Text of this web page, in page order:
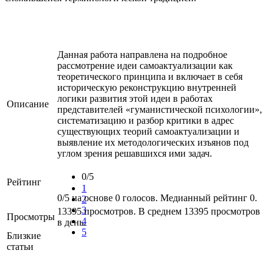
Описание
Данная работа направлена на подробное
рассмотрение идеи самоактуализации как
теоретического принципа и включает в себя
историческую реконструкцию внутренней
логики развития этой идеи в работах
представителей «гуманистической психологии»,
систематизацию и разбор критики в адрес
существующих теорий самоактуализации и
выявление их методологических изъянов под
углом зрения решавшихся ими задач.
Рейтинг
0/5
1
2
3
4
5
0/5 на основе 0 голосов. Медианный рейтинг 0.
Просмотры
13395 просмотров. В среднем 13395 просмотров
в день.
Близкие
статьи